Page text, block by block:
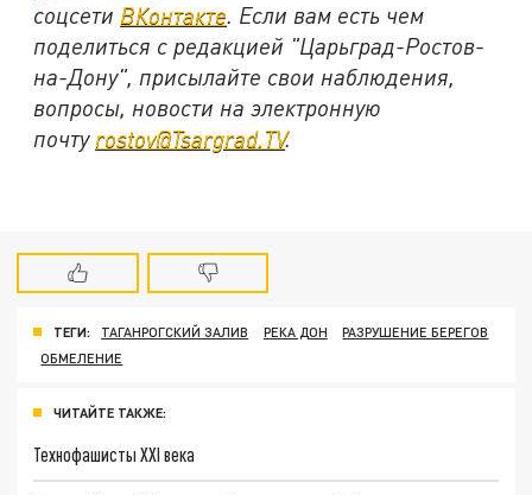
соцсети ВКонтакте. Если вам есть чем
поделиться с редакцией "Царьград-Ростов-
на-Дону", присылайте свои наблюдения,
вопросы, новости на электронную
почту rostov@Tsargrad.ТV.
ТЕГИ: ТАГАНРОГСКИЙ ЗАЛИВ РЕКА ДОН
РАЗРУШЕНИЕ БЕРЕГОВ
ОБМЕЛЕНИЕ
ЧИТАЙТЕ ТАКЖЕ:
Технофашисты XXI века